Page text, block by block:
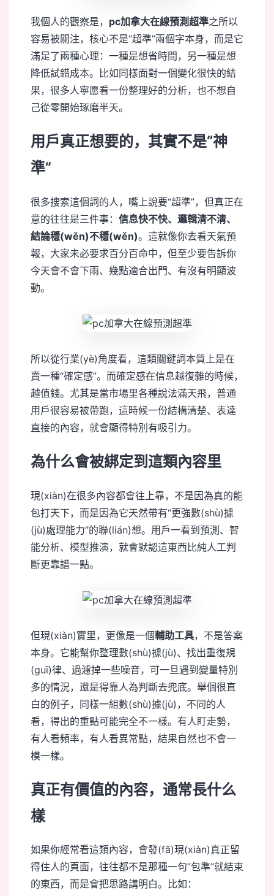
我個人的觀察是， pc加拿大在線預測超準之所以
容易被關注，核心不是“超準”兩個字本身，而是它
滿足了兩種心理：一種是想省時間，另一種是想
降低試錯成本。比如同樣面對一個變化很快的結
果，很多人寧愿看一份整理好的分析，也不想自
己從零開始琢磨半天。
用戶真正想要的，其實不是“神
準”
很多搜索這個詞的人，嘴上說要“超準”，但真正在
意的往往是三件事： 信息快不快、邏輯清不清、
結論穩(wěn)不穩(wěn)。這就像你去看天氣預
報，大家未必要求百分百命中，但至少要告訴你
今天會不會下雨、幾點適合出門、有沒有明顯波
動。
所以從行業(yè)角度看，這類關鍵詞本質上是在
賣一種“確定感”。而確定感在信息越復雜的時候，
越值錢。尤其是當市場里各種說法滿天飛，普通
用戶很容易被帶跑，這時候一份結構清楚、表達
直接的內容，就會顯得特別有吸引力。
為什么會被綁定到這類內容里
現(xiàn)在很多內容都會往上靠，不是因為真的能
包打天下，而是因為它天然帶有“更強數(shù)據
(jù)處理能力”的聯(lián)想。用戶一看到預測、智
能分析、模型推演，就會默認這東西比純人工判
斷更靠譜一點。
但現(xiàn)實里，更像是一個輔助工具，不是答案
本身。它能幫你整理數(shù)據(jù)、找出重復規
(guī)律、過濾掉一些噪音，可一旦遇到變量特別
多的情況，還是得靠人為判斷去兜底。舉個很直
白的例子，同樣一組數(shù)據(jù)，不同的人
看，得出的重點可能完全不一樣。有人盯走勢，
有人看頻率，有人看異常點，結果自然也不會一
模一樣。
真正有價值的內容，通常長什么
樣
如果你經常看這類內容，會發(fā)現(xiàn)真正留
得住人的頁面，往往都不是那種一句“包準”就結束
的東西，而是會把思路講明白。比如：